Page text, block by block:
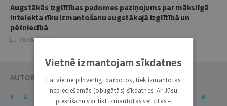
Augstākās izglītības padomes paziņojums par mākslīgā
intelekta rīku izmantošanu augstākajā izglītībā un
pētniecībā
2 KOMENTĀRI
AUTORU KATALOGS
A Ā Č Ē G Ģ
K
Vietnē izmantojam sīkdatnes
Lai vietne pilnvērtīgi darbotos, tiek izmantotas
nepieciešamās (obligātās) sīkdatnes. Ar Jūsu
piekrišanu var tikt izmantotas vēl citas –